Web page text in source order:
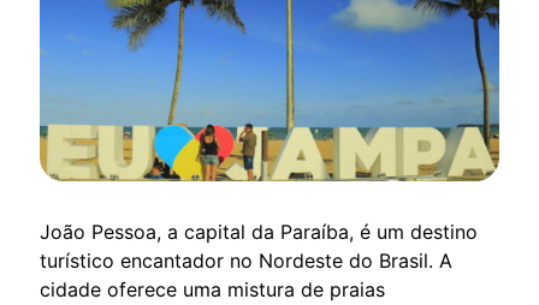
João Pessoa, a capital da Paraíba, é um destino
turístico encantador no Nordeste do Brasil. A
cidade oferece uma mistura de praias